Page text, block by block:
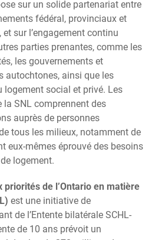
sur un solide partenariat entre
fédéral, provinciaux et
sur l’engagement continu
parties prenantes, comme les
les gouvernements et
autochtones, ainsi que les
logement social et privé. Les
la SNL comprennent des
auprès de personnes
tous les milieux, notamment de
eux-mêmes éprouvé des besoins
logement.
de l’Ontario en matière
est une initiative de
de l’Entente bilatérale SCHL-
de 10 ans prévoit un